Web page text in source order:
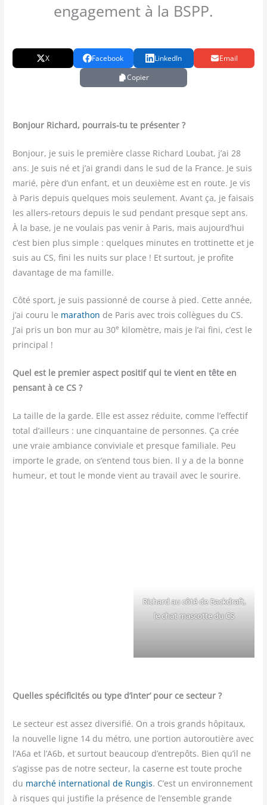
engagement à la BSPP.
X Facebook LinkedIn
Email
Copier
Bon­jour Richard, pour­rais-tu te présenter ?
Bon­jour, je suis le pre­mière classe Richard Lou­bat, j’ai 28
ans. Je suis né et j’ai gran­di dans le sud de la France. Je suis
marié, père d’un enfant, et un deuxième est en route. Je vis
à Paris depuis quelques mois seule­ment. Avant ça, je fai­sais
les allers-retours depuis le sud pen­dant presque sept ans.
À la base, je ne vou­lais pas venir à Paris, mais aujourd’hui
c’est bien plus simple : quelques minutes en trot­ti­nette et je
suis au CS, fini les nuits sur place ! Et sur­tout, je pro­fite
davan­tage de ma famille.
Côté sport, je suis pas­sion­né de course à pied. Cette année,
j’ai cou­ru le mara­thon de Paris avec trois col­lègues du CS.
J’ai pris un bon mur au 30e kilo­mètre, mais je l’ai fini, c’est le
principal !
Quel est le pre­mier aspect posi­tif qui te vient en tête en
pen­sant à ce CS ?
La taille de la garde. Elle est assez réduite, comme l’effectif
total d’ailleurs : une cin­quan­taine de per­sonnes. Ça crée
une vraie ambiance convi­viale et presque fami­liale. Peu
importe le grade, on s’entend tous bien. Il y a de la bonne
humeur, et tout le monde vient au tra­vail avec le sourire.
Richard au côté de Back­draft,
le chat mas­cotte du CS
Quelles spé­ci­fi­ci­tés ou type d’inter’ pour ce secteur ?
Le sec­teur est assez diver­si­fié. On a trois grands hôpi­taux,
la nou­velle ligne 14 du métro, une por­tion auto­rou­tière avec
l’A6a et l’A6b, et sur­tout beau­coup d’entrepôts. Bien qu’il ne
s’agisse pas de notre sec­teur, la caserne est toute proche
du mar­ché inter­na­tio­nal de Run­gis. C’est un envi­ron­ne­ment
à risques qui jus­ti­fie la pré­sence de l’ensemble grande